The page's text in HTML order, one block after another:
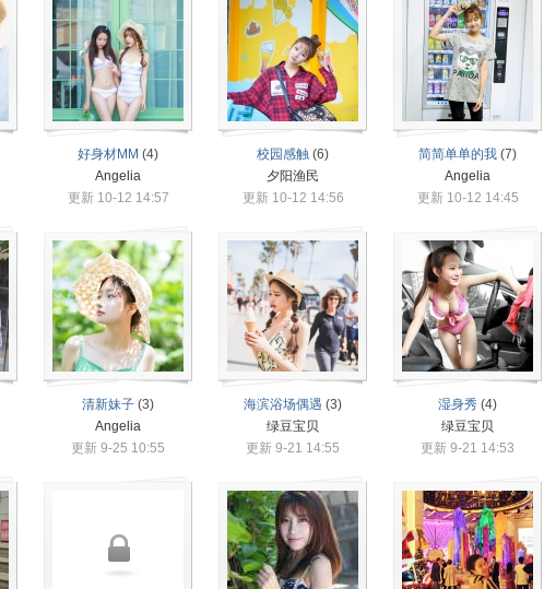
好身材MM (4)
Angelia
更新 10-12 14:57
校园感触 (6)
夕阳渔民
更新 10-12 14:56
简简单单的我 (7)
Angelia
更新 10-12 14:45
清新妹子 (3)
Angelia
更新 9-25 10:55
海滨浴场偶遇 (3)
绿豆宝贝
更新 9-21 14:55
湿身秀 (4)
绿豆宝贝
更新 9-21 14:53